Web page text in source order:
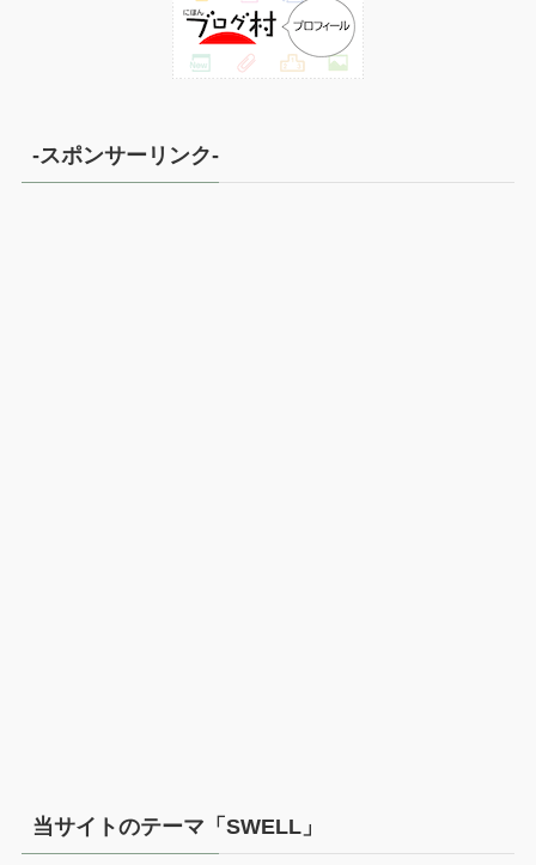
-スポンサーリンク-
当サイトのテーマ「SWELL」